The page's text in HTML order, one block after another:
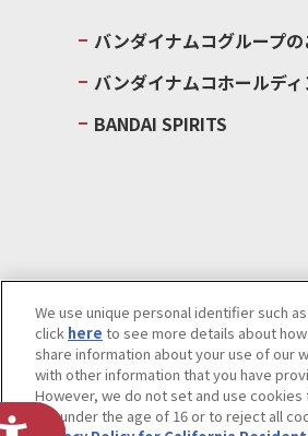
バンダイナムコグループ
バンダイナムコホールデ
BANDAI SPIRITS
ウェブサイトご利用条件ソーシャルメ
Do Not Sell or Share My Personal
We use unique personal identifier such
click here to see more details about
share information about your use of our
with other information that you have
However, we do not set and use cookies
are under the age of 16 or to reject all